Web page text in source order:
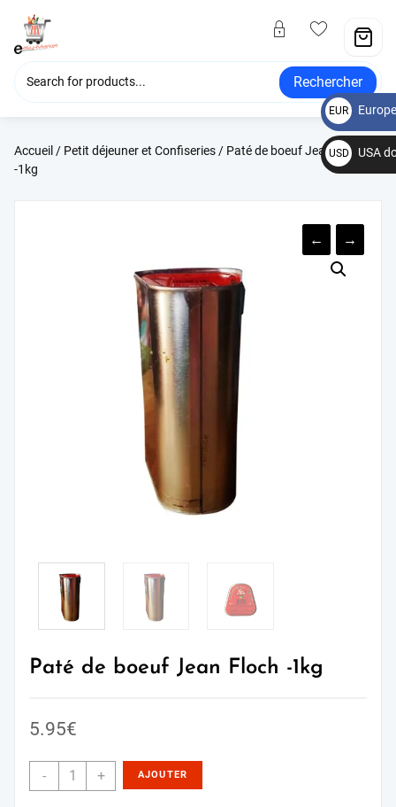
Rechercher
Accueil / Petit déjeuner et Confiseries/ Paté de boeuf Jean Floch
-1kg
← →
Paté de boeuf Jean Floch -1kg
5.95€
- + AJOUTER
EUR
€
USD
$
USA